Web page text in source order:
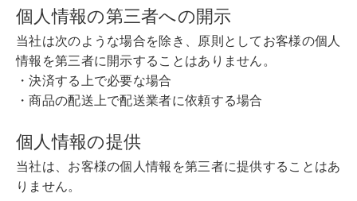
個人情報の第三者への開示
当社は次のような場合を除き、原則としてお客様の個人
情報を第三者に開示することはありません。
・決済する上で必要な場合
・商品の配送上で配送業者に依頼する場合
個人情報の提供
当社は、お客様の個人情報を第三者に提供することはあ
りません。